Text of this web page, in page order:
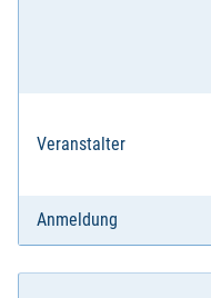
Veranstalter
Anmeldung